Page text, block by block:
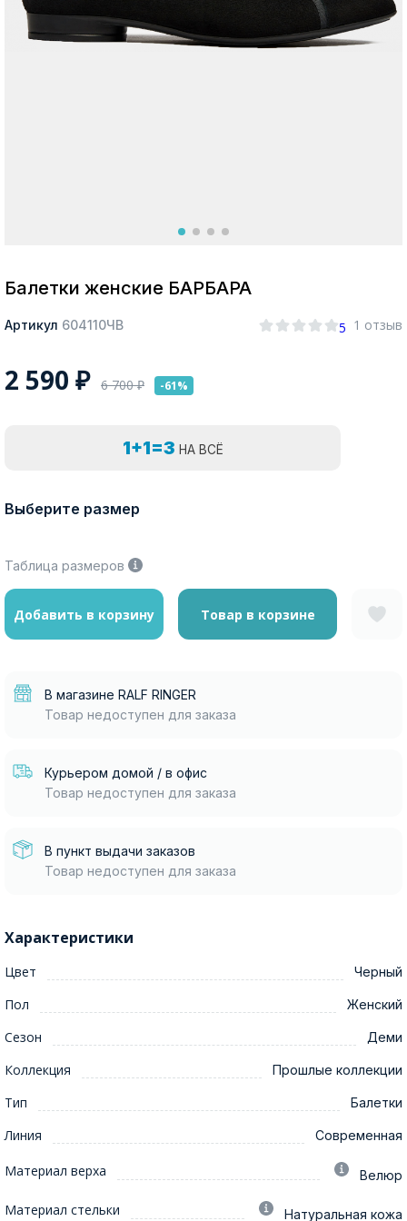
Балетки женские БАРБАРА
Артикул 604110ЧВ 5 1 отзыв
2 590 ₽ 6 700₽ -61%
1+1=3 НА ВСЁ
Выберите размер
Таблица размеров
Добавить в корзину Товар в корзине
В магазине RALF RINGER
Товар недоступен для заказа
Курьером домой / в офис
Товар недоступен для заказа
В пункт выдачи заказов
Товар недоступен для заказа
Характеристики
Цвет Черный
Пол Женский
Сезон Деми
Коллекция Прошлые коллекции
Тип Балетки
Линия Современная
Материал верха Велюр
Материал стельки Натуральная кожа